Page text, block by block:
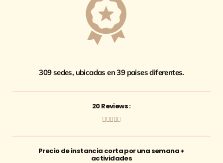
309 sedes, ubicadas en 39 paises diferentes.
20 Reviews :
    
Precio de instancia corta por una semana +
actividades